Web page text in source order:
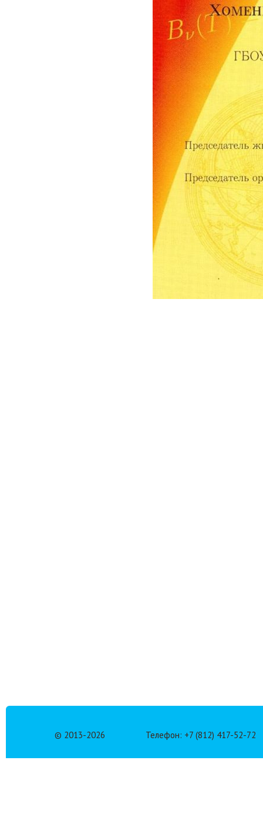
© 2013-2026 Телефон: +7 (812) 417-52-72